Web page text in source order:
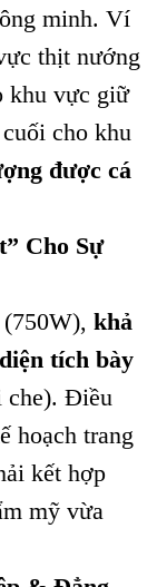
minh. Ví
thịt nướng
khu vực giữ
cho khu
được cá
Cho Sự
(750W), khả
diện tích bày
che). Điều
hoạch trang
kết hợp
mỹ vừa